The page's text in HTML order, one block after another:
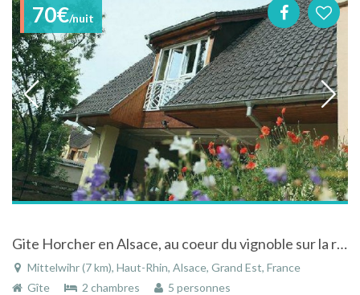
70€/nuit
Gite Horcher en Alsace, au coeur du vignoble sur la route des vins
Mittelwihr (7 km), Haut-Rhin, Alsace, Grand Est, France
Gîte
2 chambres 5 personnes